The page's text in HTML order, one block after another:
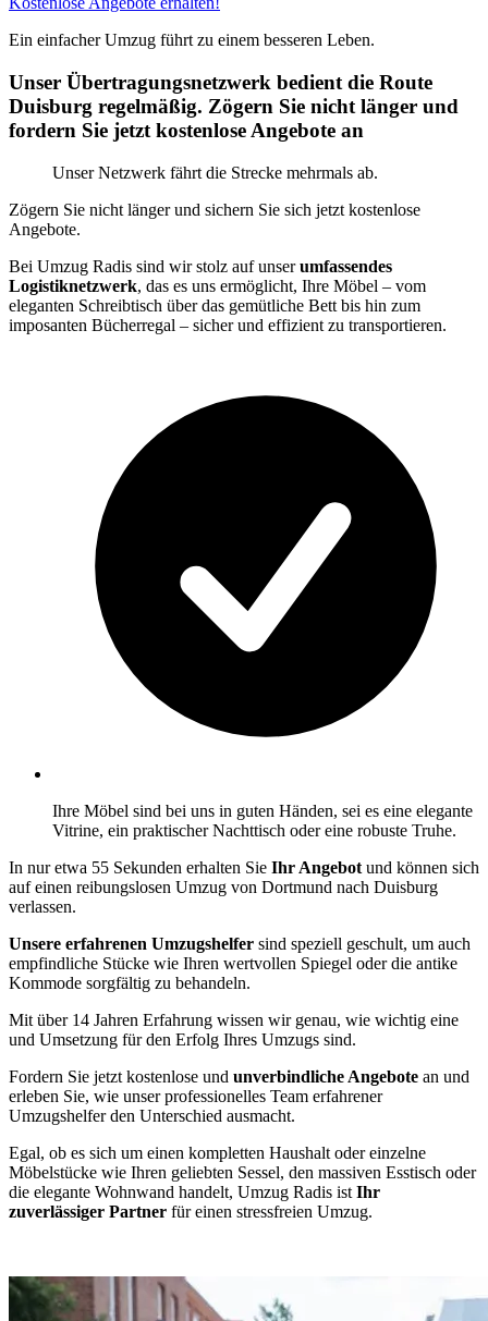
Ein einfacher Umzug führt zu einem besseren Leben.
Unser Übertragungsnetzwerk bedient die Route
Duisburg regelmäßig. Zögern Sie nicht länger und
fordern Sie jetzt kostenlose Angebote an
Unser Netzwerk fährt die Strecke mehrmals ab.
Zögern Sie nicht länger und sichern Sie sich jetzt kostenlose
Angebote.
Bei Umzug Radis sind wir stolz auf unserumfassendes
Logistiknetzwerk, das es uns ermöglicht, Ihre Möbel – vom
eleganten Schreibtisch über das gemütliche Bett bis hin zum
imposanten Bücherregal – sicher und effizient zu transportieren.
Ihre Möbel sind bei uns in guten Händen, sei es eine elegante
Vitrine, ein praktischer Nachttisch oder eine robuste Truhe.
In nur etwa 55 Sekunden erhalten Sie Ihr Angebot und können sich
auf einen reibungslosen Umzug von Dortmund nach Duisburg
verlassen.
Unsere erfahrenen Umzugshelfer sind speziell geschult, um auch
empfindliche Stücke wie Ihren wertvollen Spiegel oder die antike
Kommode sorgfältig zu behandeln.
Mit über 14 Jahren Erfahrung wissen wir genau, wie wichtig eine
und Umsetzung für den Erfolg Ihres Umzugs sind.
Fordern Sie jetzt kostenlose und unverbindliche Angebote an und
erleben Sie, wie unser professionelles Team erfahrener
Umzugshelfer den Unterschied ausmacht.
Egal, ob es sich um einen kompletten Haushalt oder einzelne
Möbelstücke wie Ihren geliebten Sessel, den massiven Esstisch oder
die elegante Wohnwand handelt, Umzug Radis ist Ihr
zuverlässiger Partner für einen stressfreien Umzug.